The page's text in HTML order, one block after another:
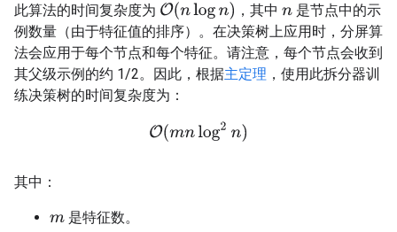
此算法的时间复杂度为 O(nlogn) ，其中n是节点中的示
例数量（由于特征值的排序）。在决策树上应用时，分屏算
法会应用于每个节点和每个特征。请注意，每个节点会收到
其父级示例的约 1/2。因此，根据主定理 ，使用此拆分器训
练决策树的时间复杂度为：
O(mn log2n )
其中：
m 是特征数。